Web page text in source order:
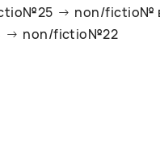
non/fictio№
non/fictio№22